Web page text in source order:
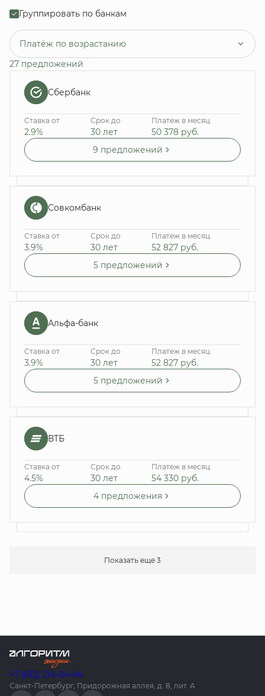
Группировать по банкам
Платёж по возрастанию
27 предложений
Сбербанк
Ставка от
2.9%
Срок до
30 лет
Платеж в месяц
50 378 руб.
9 предложений
Совкомбанк
Ставка от
3.9%
Срок до
30 лет
Платеж в месяц
52 827 руб.
5 предложений
Альфа-банк
Ставка от
3.9%
Срок до
30 лет
Платеж в месяц
52 827 руб.
5 предложений
ВТБ
Ставка от
4.5%
Срок до
30 лет
Платеж в месяц
54 330 руб.
4 предложения
Показать еще 3
+7 (812) 214-04-94
Санкт-Петербург, Придорожная аллея, д. 8, лит. А